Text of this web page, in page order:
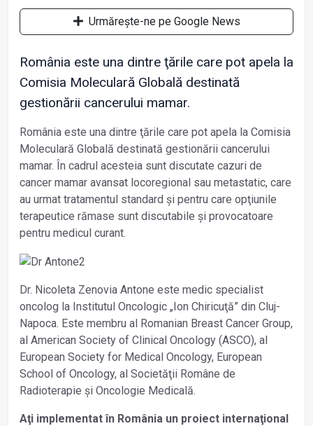
Urmărește-ne pe Google News
România este una dintre ţările care pot apela la
Comisia Moleculară Globală destinată
gestionării cancerului mamar.
România este una dintre ţările care pot apela la Comisia
Moleculară Globală destinată gestionării cancerului
mamar. În cadrul acesteia sunt discutate cazuri de
cancer mamar avansat locoregional sau metastatic, care
au urmat tratamentul standard și pentru care opţiunile
terapeutice rămase sunt discutabile și provocatoare
pentru medicul curant.
Dr. Nicoleta Zenovia Antone este medic specialist
oncolog la Institutul Oncologic „Ion Chiricuţă” din Cluj-
Napoca. Este membru al Romanian Breast Cancer Group,
al American Society of Clinical Oncology (ASCO), al
European Society for Medical Oncology, European
School of Oncology, al Societăţii Române de
Radioterapie și Oncologie Medicală.
Aţi implementat în România un proiect internaţional